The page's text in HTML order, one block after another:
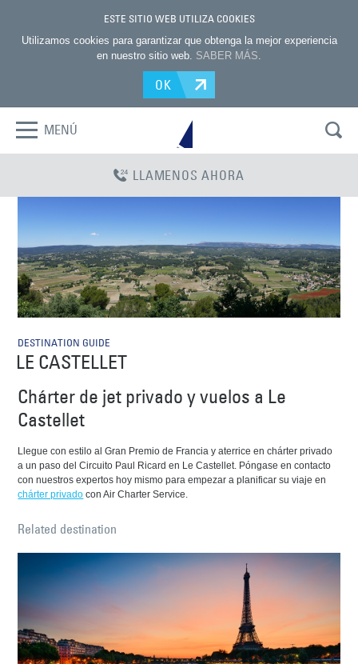
ESTE SITIO WEB UTILIZA COOKIES
Utilizamos cookies para garantizar que obtenga la mejor experiencia
en nuestro sitio web. SABER MÁS.
OK
MENÚ
LLAMENOS AHORA
DESTINATION GUIDE
LE CASTELLET
Chárter de jet privado y vuelos a Le
Castellet
Llegue con estilo al Gran Premio de Francia y aterrice en chárter privado
a un paso del Circuito Paul Ricard en Le Castellet. Póngase en contacto
con nuestros expertos hoy mismo para empezar a planificar su viaje en
chárter privado con Air Charter Service.
Related destination